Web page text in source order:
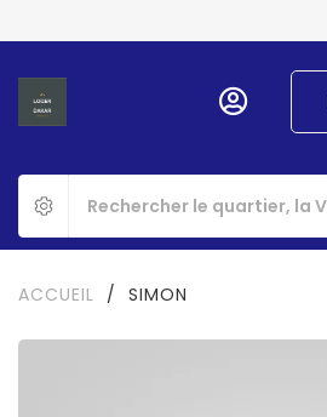
ACCUEIL / SIMON